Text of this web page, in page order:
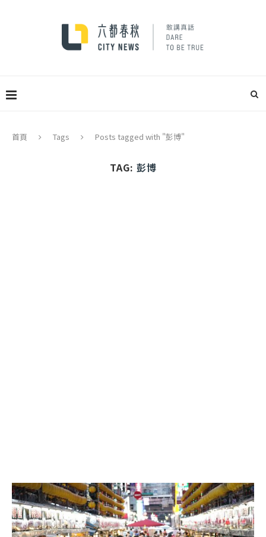
首頁 Tags Posts tagged with "彭博"
TAG: 彭博